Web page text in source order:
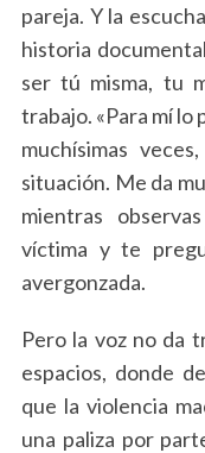
pareja. Y la
historia
ser tú misma, tu
trabajo. «Para mí
muchísimas
situación. Me da
mientras
víctima y te
avergonzada.
Pero la voz no da
espacios, donde
que la violencia
una paliza por